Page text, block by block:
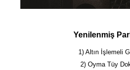
Yenilenmiş
1) Altın İşlemeli
2) Oyma Tüy